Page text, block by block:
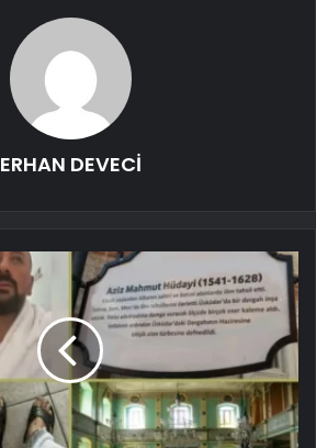
ERHAN DEVECİ